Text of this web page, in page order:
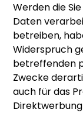
Werden die
Daten
betreiben,
Widerspruch
betreffenden
Zwecke
auch für das